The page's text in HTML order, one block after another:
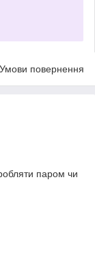
Умови повернення
паром чи